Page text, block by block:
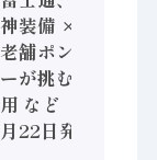
神装備 × HMS、
老舗ポンプメーカ
ーが挑むデータ活
用 など（2026年7
月22日発行）